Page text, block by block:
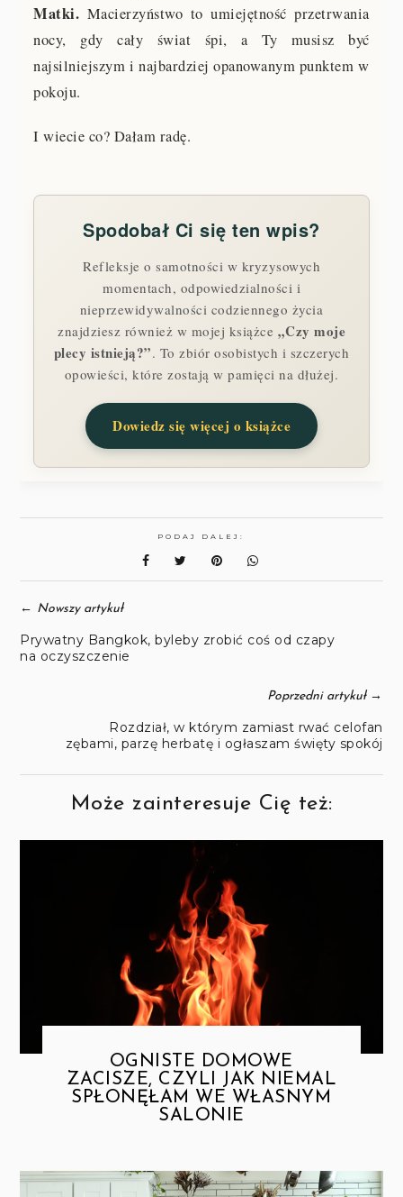
Matki. Macierzyństwo to umiejętność przetrwania
nocy, gdy cały świat śpi, a Ty musisz być
najsilniejszym i najbardziej opanowanym punktem w
pokoju.
I wiecie co? Dałam radę.
Spodobał Ci się ten wpis?
Refleksje o samotności w kryzysowych
momentach, odpowiedzialności i
nieprzewidywalności codziennego życia
znajdziesz również w mojej książce „Czy moje
plecy istnieją?”. To zbiór osobistych i szczerych
opowieści, które zostają w pamięci na dłużej.
Dowiedz się więcej o książce
PODAJ DALEJ:
← Nowszy artykuł
Prywatny Bangkok, byleby zrobić coś od czapy
na oczyszczenie
Poprzedni artykuł→
Rozdział, w którym zamiast rwać celofan
zębami, parzę herbatę i ogłaszam święty spokój
Może zainteresuje Cię też:
OGNISTE DOMOWE
ZACISZE, CZYLI JAK NIEMAL
SPŁONĘŁAM WE WŁASNYM
SALONIE